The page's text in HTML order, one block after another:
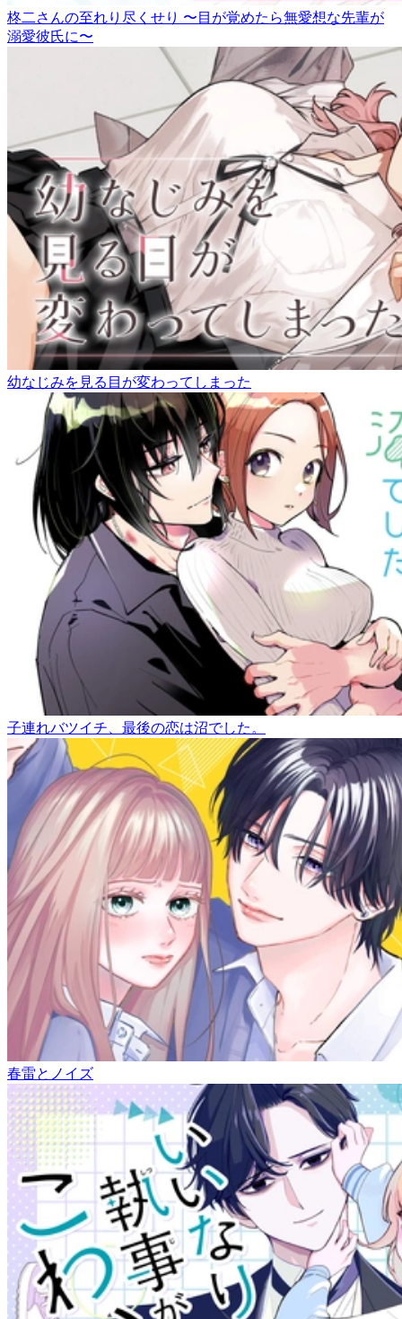
柊二さんの至れり尽くせり 〜目が覚めたら無愛想な先輩が
溺愛彼氏に〜
幼なじみを見る目が変わってしまった
子連れバツイチ、最後の恋は沼でした。
春雷とノイズ